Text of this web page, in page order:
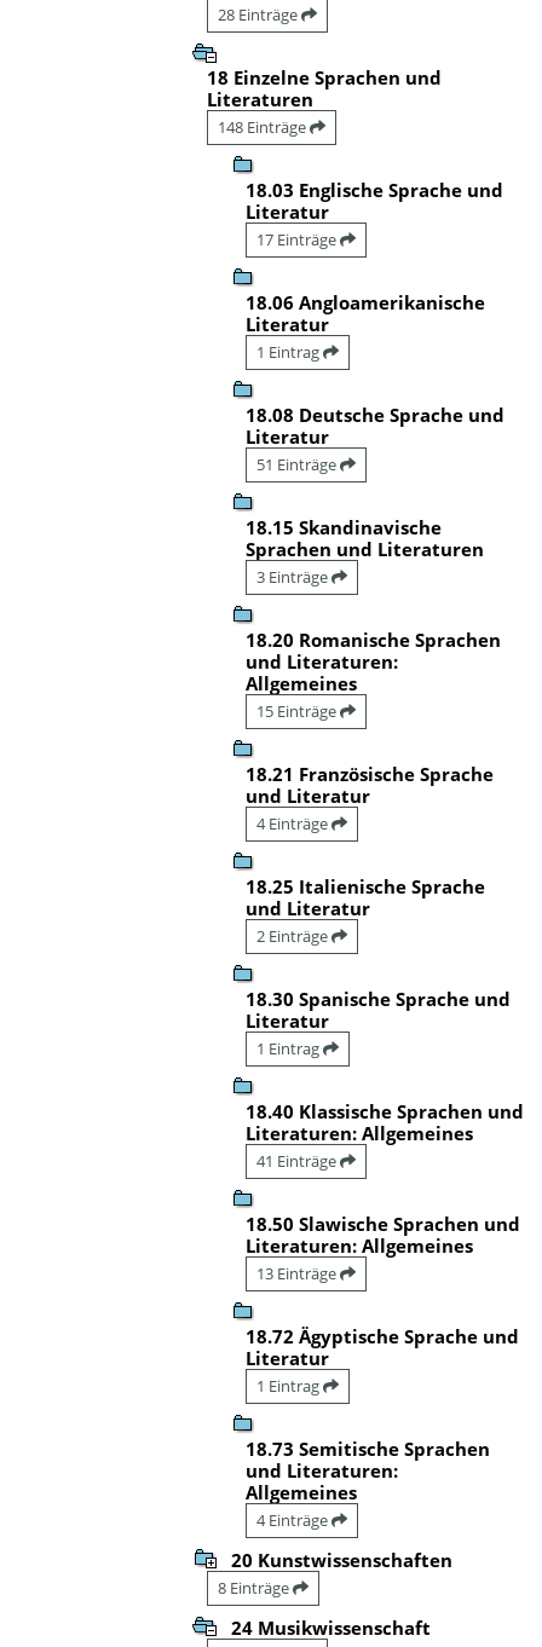
28 Einträge
18 Einzelne Sprachen und
Literaturen
148 Einträge
18.03 Englische Sprache und
Literatur
17 Einträge
18.06 Angloamerikanische
Literatur
1 Eintrag
18.08 Deutsche Sprache und
Literatur
51 Einträge
18.15 Skandinavische
Sprachen und Literaturen
3 Einträge
18.20 Romanische Sprachen
und Literaturen:
Allgemeines
15 Einträge
18.21 Französische Sprache
und Literatur
4 Einträge
18.25 Italienische Sprache
und Literatur
2 Einträge
18.30 Spanische Sprache und
Literatur
1 Eintrag
18.40 Klassische Sprachen und
Literaturen: Allgemeines
41 Einträge
18.50 Slawische Sprachen und
Literaturen: Allgemeines
13 Einträge
18.72 Ägyptische Sprache und
Literatur
1 Eintrag
18.73 Semitische Sprachen
und Literaturen:
Allgemeines
4 Einträge
20 Kunstwissenschaften
8 Einträge
24 Musikwissenschaft